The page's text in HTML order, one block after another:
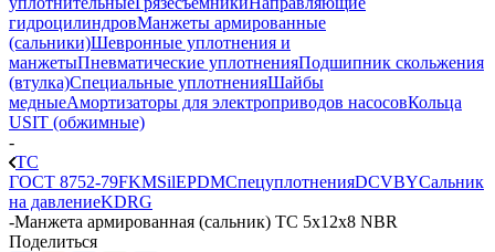
гидроцилиндровМанжеты армированные
(сальники)Шевронные уплотнения и
манжетыПневматические уплотненияПодшипник скольжения
(втулка)Специальные уплотненияШайбы
медныеАмортизаторы для электроприводов насосовКольца
USIT (обжимные)
-
TC
ГОСТ 8752-79FKMSilEPDMСпецуплотненияDCVBYСальник
на давлениеKDRG
-Манжета армированная (сальник) ТС 5x12x8 NBR
Поделиться